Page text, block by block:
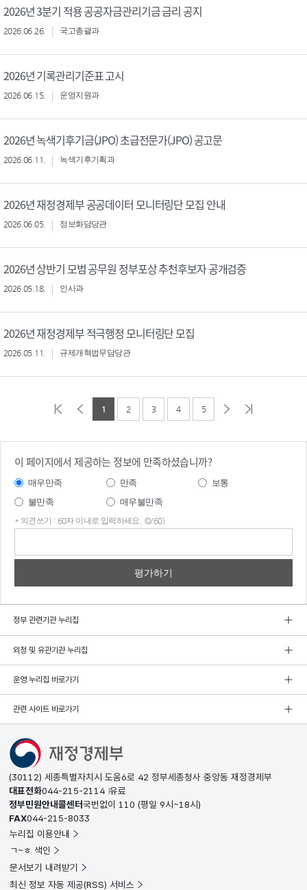
2026년 3분기 적용 공공자금관리기금 금리 공지
2026.06.26. 국고총괄과
2026년 기록관리기준표 고시
2026.06.15. 운영지원과
2026년 녹색기후기금(JPO) 초급전문가(JPO) 공고문
2026.06.11. 녹색기후기획과
2026년 재정경제부 공공데이터 모니터링단 모집 안내
2026.06.05. 정보화담당관
2026년 상반기 모범 공무원 정부포상 추천후보자 공개검증
2026.05.18. 인사과
2026년 재정경제부 적극행정 모니터링단 모집
2026.05.11. 규제개혁법무담당관
1 2 3 4 5
이 페이지에서 제공하는 정보에 만족하셨습니까?
매우만족 만족
보통
불만족
매우불만족
* 의견쓰기 : 60자 이내로 입력하세요. (0/60)
정부 관련기관 누리집
외청 및 유관기관 누리집
운영 누리집 바로가기
관련 사이트 바로가기
(30112) 세종특별자치시 도움6로 42 정부세종청사 중앙동 재정경제부
대표전화044-215-2114 유료
정부민원안내콜센터국번없이 110 (평일 9시~18시)
FAX044-215-8033
누리집 이용안내
ㄱ~ㅎ 색인
문서보기 내려받기
최신 정보 자동 제공(RSS) 서비스